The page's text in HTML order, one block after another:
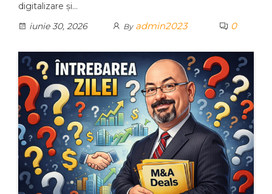
digitalizare și…
iunie 30, 2026
By admin2023 0